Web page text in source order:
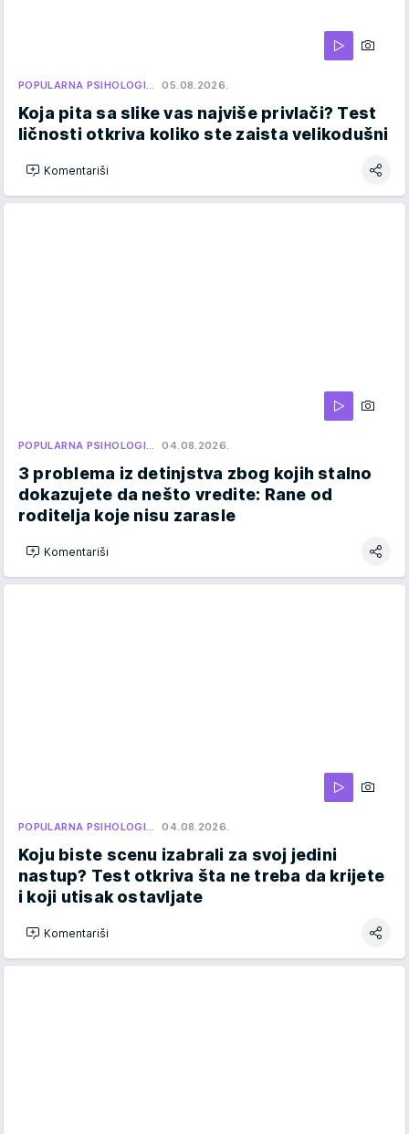
POPULARNA PSIHOLOGI… 05.08.2026.
Koja pita sa slike vas najviše privlači? Test
ličnosti otkriva koliko ste zaista velikodušni
Komentariši
POPULARNA PSIHOLOGI… 04.08.2026.
3 problema iz detinjstva zbog kojih stalno
dokazujete da nešto vredite: Rane od
roditelja koje nisu zarasle
Komentariši
POPULARNA PSIHOLOGI… 04.08.2026.
Koju biste scenu izabrali za svoj jedini
nastup? Test otkriva šta ne treba da krijete
i koji utisak ostavljate
Komentariši